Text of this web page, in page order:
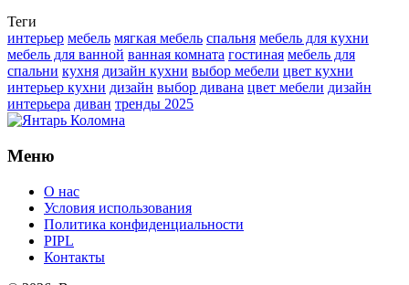
Теги
интерьер мебель мягкая мебель спальня мебель для кухни
мебель для ванной ванная комната гостиная мебель для
спальни кухня дизайн кухни выбор мебели цвет кухни
интерьер кухни дизайн выбор дивана цвет мебели дизайн
интерьера диван тренды 2025
Меню
О нас
Условия использования
Политика конфиденциальности
PIPL
Контакты